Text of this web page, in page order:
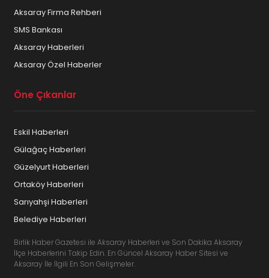
Aksaray Firma Rehberi
SMS Bankası
Aksaray Haberleri
Aksaray Özel Haberler
Öne Çıkanlar
Eskil Haberleri
Gülağaç Haberleri
Güzelyurt Haberleri
Ortaköy Haberleri
Sarıyahşi Haberleri
Belediye Haberleri
Birlik Haber Gazetesi ile Aksaray Haberleri ve Son Dakika Aksaray
İlçe Haberlerini Takip Edin. En Güncel Aksaray Haber Sitesi ve
Aksaray İle İlgili En Son Gelişmeler.